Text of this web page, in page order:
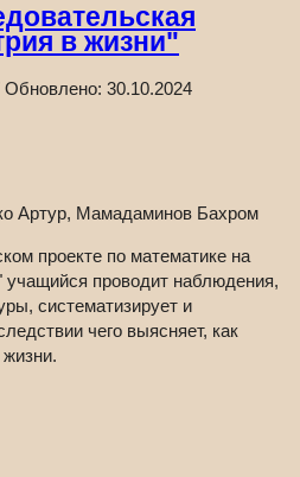
в жизни"
Обновлено: 30.10.2024
Артур, Мамадаминов Бахром
проекте по математике на
проводит наблюдения,
систематизирует и
чего выясняет, как